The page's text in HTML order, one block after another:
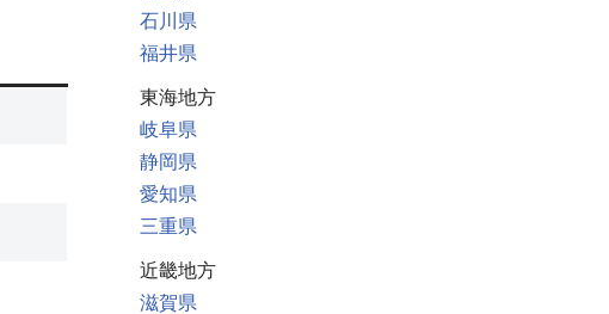
石川県
福井県
東海地方
岐阜県
静岡県
愛知県
三重県
近畿地方
滋賀県